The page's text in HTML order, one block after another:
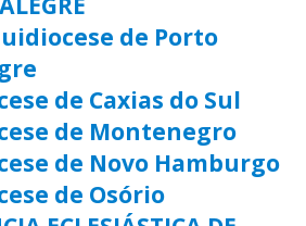
de Porto
de Caxias do Sul
de Montenegro
de Novo Hamburgo
de Osório